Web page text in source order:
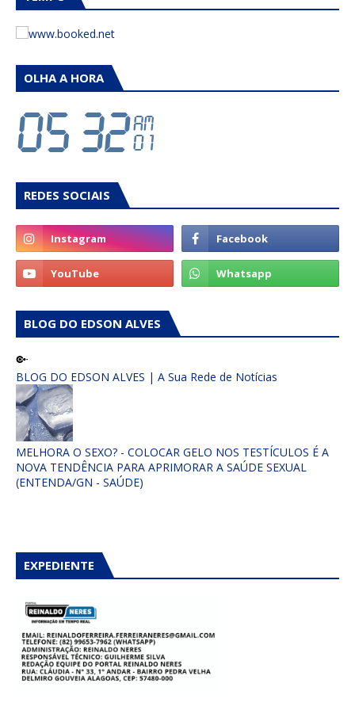
OLHA A HORA
REDES SOCIAIS
BLOG DO EDSON ALVES
BLOG DO EDSON ALVES | A Sua Rede de Notícias
MELHORA O SEXO? - COLOCAR GELO NOS TESTÍCULOS É A
NOVA TENDÊNCIA PARA APRIMORAR A SAÚDE SEXUAL
(ENTENDA/GN - SAÚDE)
EXPEDIENTE